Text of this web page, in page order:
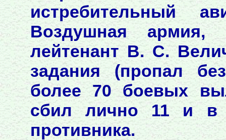
истребительный
Воздушная армия,
лейтенант В. С.
задания (пропал
более 70 боевых
сбил лично 11 и в
противника.